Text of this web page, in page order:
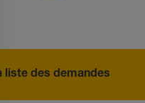
liste des demandes